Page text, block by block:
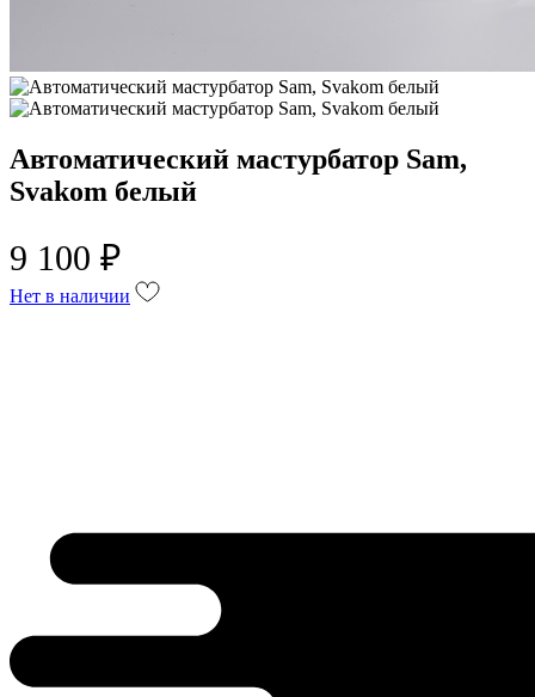
Автоматический мастурбатор Sam,
Svakom белый
9 100 ₽
Нет в наличии